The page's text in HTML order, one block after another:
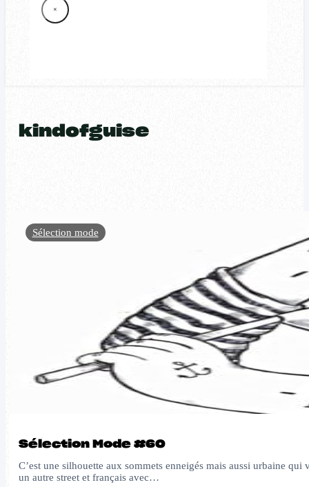
×
kindofguise
Sélection Mode #60
C’est une silhouette aux sommets enneigés mais aussi urbaine
un autre street et français avec…
Sélection mode